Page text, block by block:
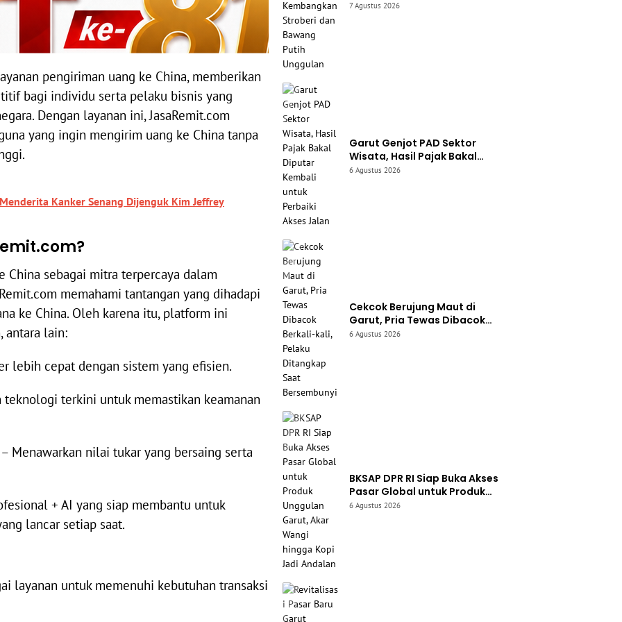
pengiriman uang ke China, memberikan
bagi individu serta pelaku bisnis yang
Dengan layanan ini, JasaRemit.com
yang ingin mengirim uang ke China tanpa
Kanker Senang Dijenguk Kim Jeffrey
China sebagai mitra terpercaya dalam
memahami tantangan yang dihadapi
ke China. Oleh karena itu, platform ini
antara lain:
lebih cepat dengan sistem yang efisien.
teknologi terkini untuk memastikan keamanan
Menawarkan nilai tukar yang bersaing serta
+ AI yang siap membantu untuk
lancar setiap saat.
layanan untuk memenuhi kebutuhan transaksi
Kembangkan Stroberi dan
7 Agustus 2026
Garut Genjot PAD Sektor
Wisata, Hasil Pajak Bakal
Diputar Kembali untuk Perbaiki
6 Agustus 2026
Cekcok Berujung Maut di
Garut, Pria Tewas Dibacok
Berkali-kali, Pelaku Ditangkap
6 Agustus 2026
BKSAP DPR RI Siap Buka Akses
Pasar Global untuk Produk
Unggulan Garut, Akar Wangi
6 Agustus 2026